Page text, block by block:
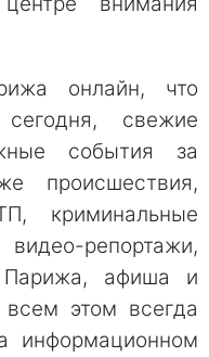
онлайн, что
свежие
события за
происшествия,
криминальные
репортажи,
Парижа, афиша и
этом всегда
информационном